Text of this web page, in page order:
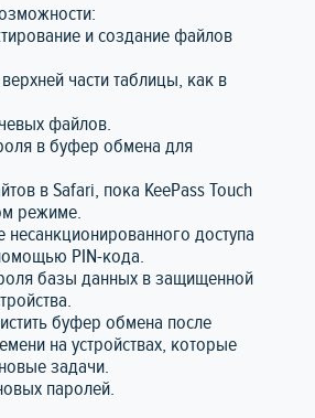
и создание файлов
части таблицы, как в
файлов.
в буфер обмена для
в Safari, пока KeePass Touch
режиме.
доступа
PIN-кода.
базы данных в защищенной
буфер обмена после
на устройствах, которые
задачи.
паролей.